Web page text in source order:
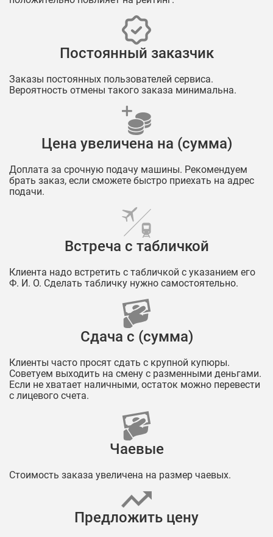
Постоянный заказчик
Заказы постоянных пользователей сервиса.
Вероятность отмены такого заказа минимальна.
Цена увеличена на (сумма)
Доплата за срочную подачу машины. Рекомендуем
брать заказ, если сможете быстро приехать на адрес
подачи.
Встреча с табличкой
Клиента надо встретить с табличкой с указанием его
Ф. И. О. Сделать табличку нужно самостоятельно.
Сдача с (сумма)
Клиенты часто просят сдать с крупной купюры.
Советуем выходить на смену с разменными деньгами.
Если не хватает наличными, остаток можно перевести
с лицевого счета.
Чаевые
Стоимость заказа увеличена на размер чаевых.
Предложить цену